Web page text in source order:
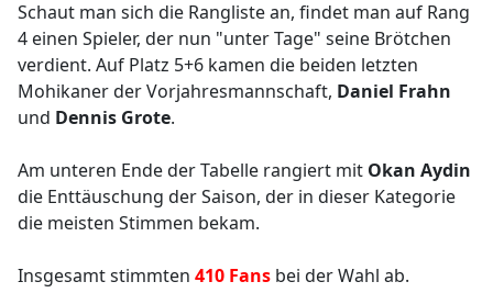
Schaut man sich die Rangliste an, findet man auf Rang
4 einen Spieler, der nun "unter Tage" seine Brötchen
verdient. Auf Platz 5+6 kamen die beiden letzten
Mohikaner der Vorjahresmannschaft, Daniel Frahn
und Dennis Grote.
Am unteren Ende der Tabelle rangiert mit Okan Aydin
die Enttäuschung der Saison, der in dieser Kategorie
die meisten Stimmen bekam.
Insgesamt stimmten 410 Fans bei der Wahl ab.